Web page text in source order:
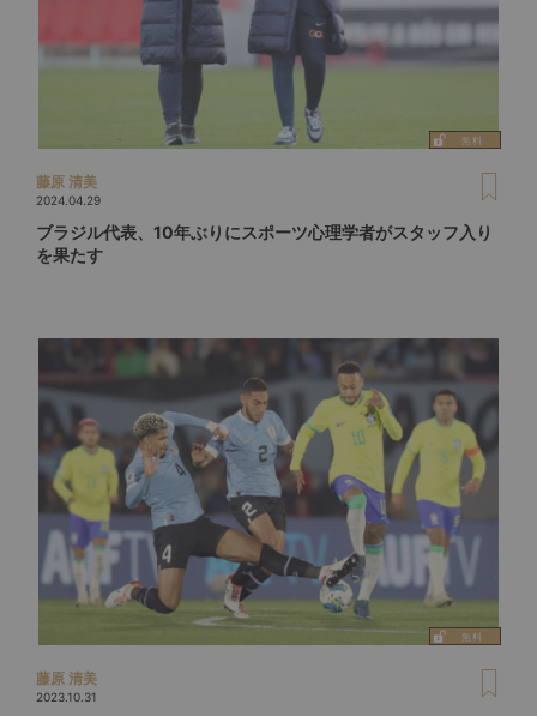
藤原 清美
2024.04.29
ブラジル代表、10年ぶりにスポーツ心理学者がスタッフ入り
を果たす
藤原 清美
2023.10.31